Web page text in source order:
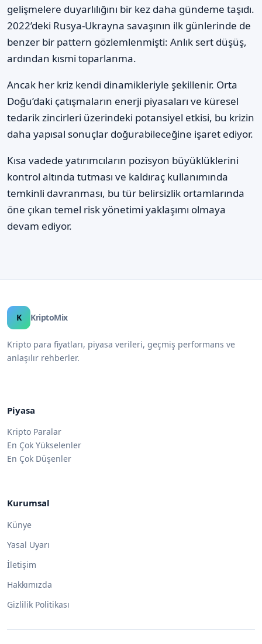
gelişmelere duyarlılığını bir kez daha gündeme taşıdı.
2022’deki Rusya-Ukrayna savaşının ilk günlerinde de
benzer bir pattern gözlemlenmişti: Anlık sert düşüş,
ardından kısmi toparlanma.
Ancak her kriz kendi dinamikleriyle şekillenir. Orta
Doğu’daki çatışmaların enerji piyasaları ve küresel
tedarik zincirleri üzerindeki potansiyel etkisi, bu krizin
daha yapısal sonuçlar doğurabileceğine işaret ediyor.
Kısa vadede yatırımcıların pozisyon büyüklüklerini
kontrol altında tutması ve kaldıraç kullanımında
temkinli davranması, bu tür belirsizlik ortamlarında
öne çıkan temel risk yönetimi yaklaşımı olmaya
devam ediyor.
K KriptoMix
Kripto para fiyatları, piyasa verileri, geçmiş performans ve
anlaşılır rehberler.
Piyasa
Kripto Paralar
En Çok Yükselenler
En Çok Düşenler
Kurumsal
Künye
Yasal Uyarı
İletişim
Hakkımızda
Gizlilik Politikası